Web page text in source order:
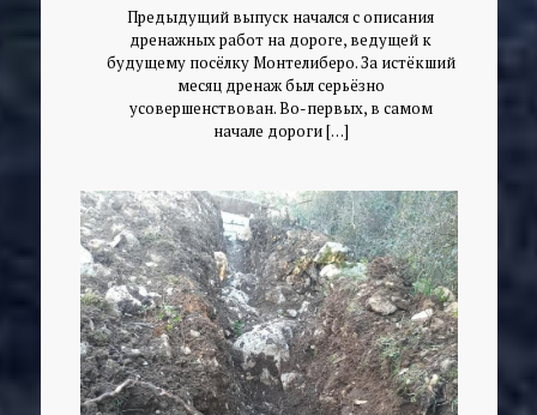
Предыдущий выпуск начался с описания
дренажных работ на дороге, ведущей к
будущему посёлку Монтелиберо. За истёкший
месяц дренаж был серьёзно
усовершенствован. Во-первых, в самом
начале дороги[…]